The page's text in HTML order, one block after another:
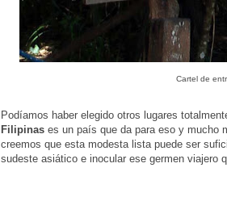
Cartel de
Podíamos haber elegido otros lugares
Filipinas es un país que da para eso y mucho
creemos que esta modesta lista puede ser
sudeste asiático e inocular ese germen viajero